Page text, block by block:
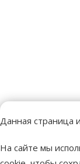
Данная страница
На сайте мы